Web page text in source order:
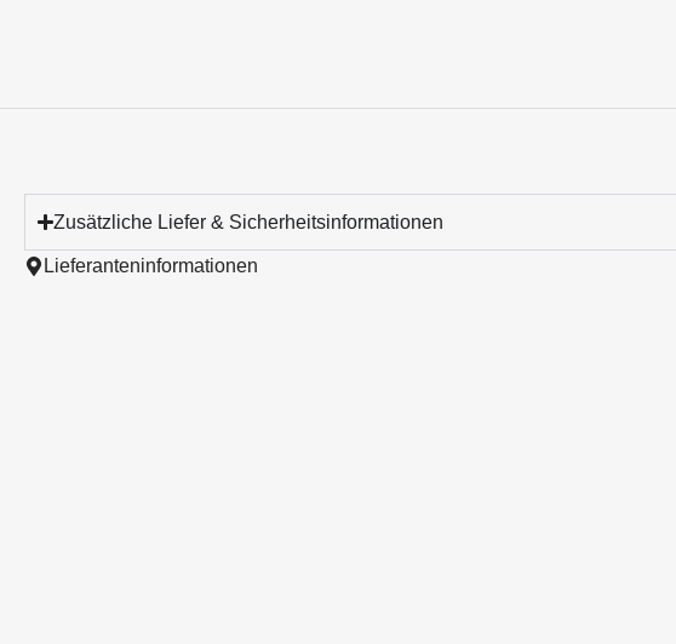
Zusätzliche Liefer & Sicherheitsinformationen
Lieferanteninformationen